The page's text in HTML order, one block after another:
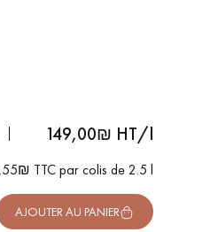
149,00₪ HT/l
TTC par colis de 2.5 l
les chutes et les
AJOUTER AU PANIER